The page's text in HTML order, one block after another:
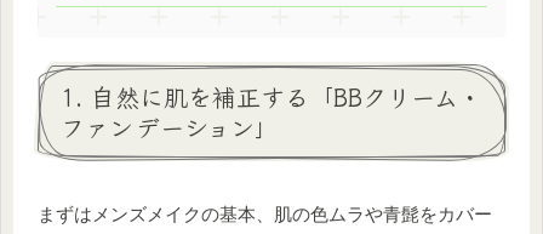
1. 自然に肌を補正する「BBクリーム・
ファンデーション」
まずはメンズメイクの基本、肌の色ムラや青髭をカバー